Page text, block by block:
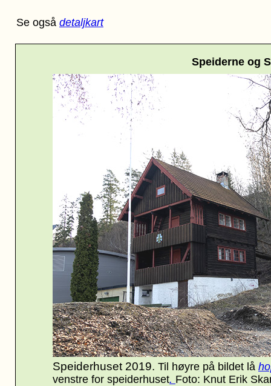
Speiderne og
Se også detaljkart
Speiderhuset 2019. Til høyre på bildet lå
venstre for speiderhuset. Foto: Knut Erik